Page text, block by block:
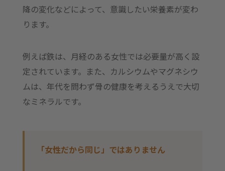
降の変化などによって、意識したい栄養素が変わ
ります。
例えば鉄は、月経のある女性では必要量が高く設
定されています。また、カルシウムやマグネシウ
ムは、年代を問わず骨の健康を考えるうえで大切
なミネラルです。
「女性だから同じ」ではありません